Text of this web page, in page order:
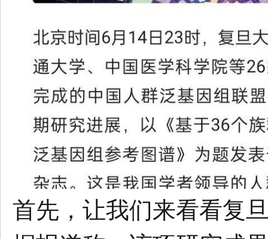
首先，让我们来看看复